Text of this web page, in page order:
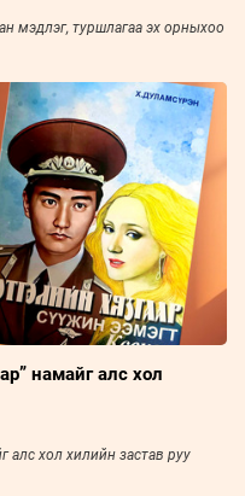
мэдлэг, туршлагаа эх орныхоо
алс хол